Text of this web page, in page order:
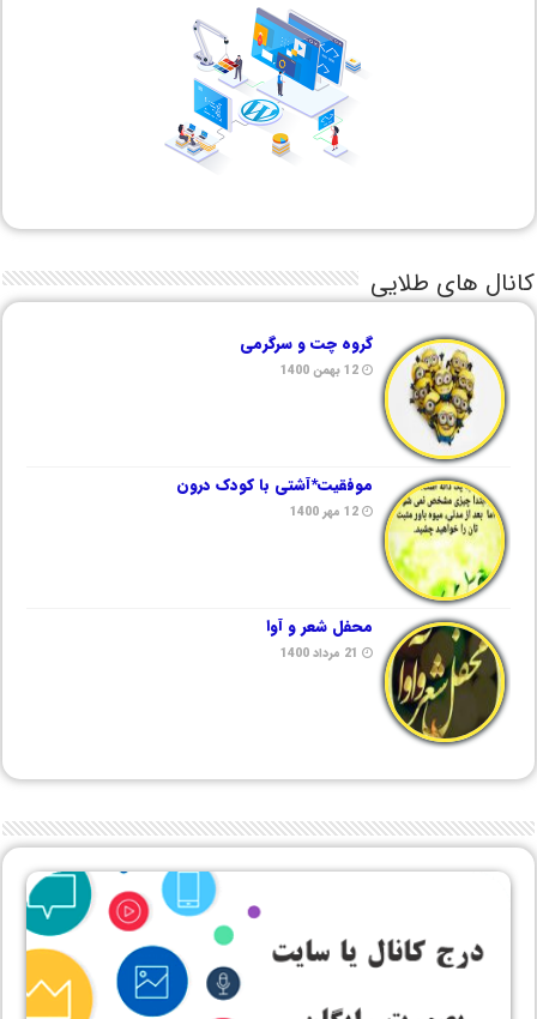
کانال های طلایی
گروه چت و سرگرمی
12 بهمن 1400
موفقیت*آشتی با کودک درون
12 مهر 1400
محفل شعر و آوا
21 مرداد 1400